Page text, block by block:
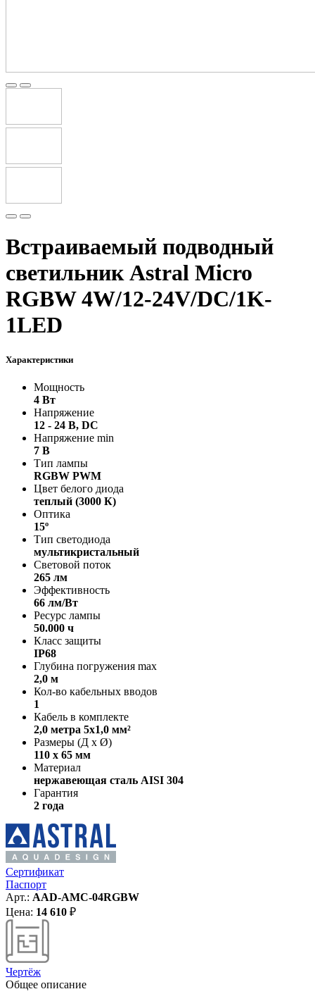
Встраиваемый подводный
светильник Astral Micro
RGBW 4W/12-24V/DC/1K-
1LED
Характеристики
Мощность
4 Вт
Напряжение
12 - 24 В, DC
Напряжение min
7 В
Тип лампы
RGBW PWM
Цвет белого диода
теплый (3000 К)
Оптика
15º
Тип светодиода
мультикристальный
Световой поток
265 лм
Эффективность
66 лм/Вт
Ресурс лампы
50.000 ч
Класс защиты
IP68
Глубина погружения max
2,0 м
Кол-во кабельных вводов
1
Кабель в комплекте
2,0 метра 5x1,0 мм²
Размеры (Д х Ø)
110 x 65 мм
Материал
нержавеющая сталь AISI 304
Гарантия
2 года
Сертификат
Паспорт
Арт.: AAD-AMC-04RGBW
Цена: 14 610 ₽
Чертёж
Общее описание